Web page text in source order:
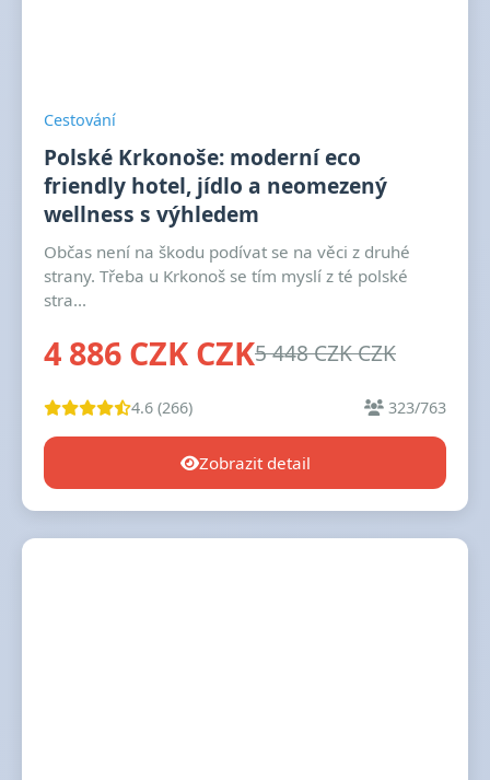
Cestování
Polské Krkonoše: moderní eco
friendly hotel, jídlo a neomezený
wellness s výhledem
Občas není na škodu podívat se na věci z druhé
strany. Třeba u Krkonoš se tím myslí z té polské
stra...
4 886 CZK CZK5 448 CZK CZK
4.6 (266) 323/763
Zobrazit detail